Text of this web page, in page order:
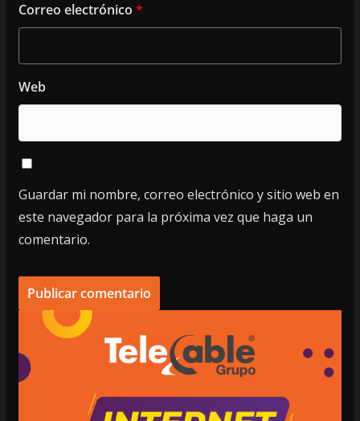
Correo electrónico *
Web
Guardar mi nombre, correo electrónico y sitio web en
este navegador para la próxima vez que haga un
comentario.